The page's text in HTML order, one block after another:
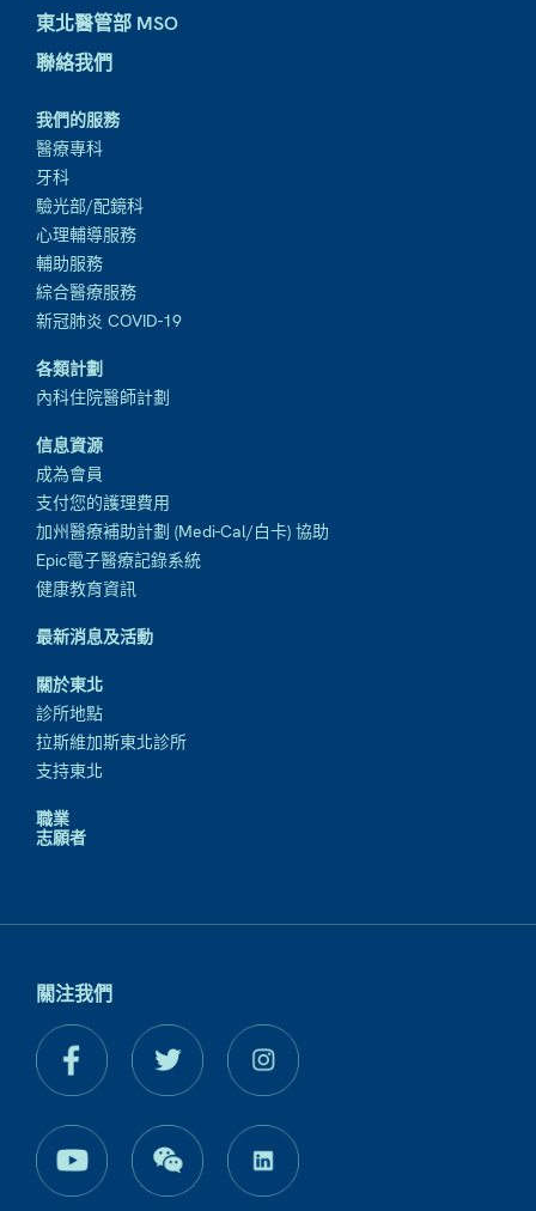
東北醫管部 MSO
聯絡我們
我們的服務
醫療專科
牙科
驗光部/配鏡科
心理輔導服務
輔助服務
綜合醫療服務
新冠肺炎 COVID-19
各類計劃
內科住院醫師計劃
信息資源
成為會員
支付您的護理費用
加州醫療補助計劃 (Medi-Cal/白卡) 協助
Epic電子醫療記錄系統
健康教育資訊
最新消息及活動
關於東北
診所地點
拉斯維加斯東北診所
支持東北
職業
志願者
關注我們